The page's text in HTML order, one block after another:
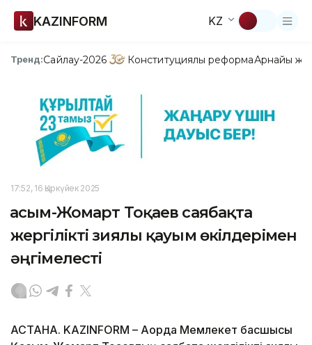
KAZINFORM KZ
Тренд:Сайлау-2026 Конституциялық реформаАрнайы
17:52, 16 Қыркүйек 2025
Қасым-Жомарт Тоқаев саябақта
жергілікті зиялы қауым өкілдерімен
әңгімелесті
АСТАНА. KAZINFORM – Ақорда Мемлекет басшысы